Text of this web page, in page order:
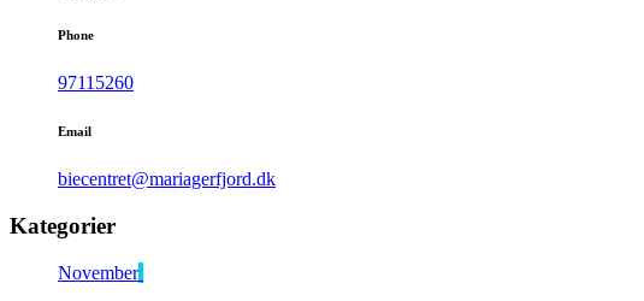
Phone
97115260
Email
biecentret@mariagerfjord.dk
Kategorier
November